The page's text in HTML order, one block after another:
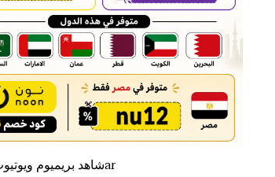
شاهد بريميوم ويوتيوب بريميوم: مزايا وعيوب كل منصة 6ar